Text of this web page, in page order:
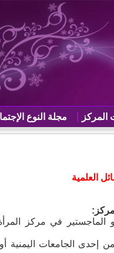
المركز مجلة النوع
العلمية
الماجستير في مركز
إحدى الجامعات اليمنية